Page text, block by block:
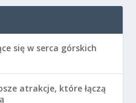
się w serca górskich
atrakcje, które łączą